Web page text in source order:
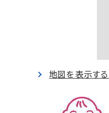
地図を表示する